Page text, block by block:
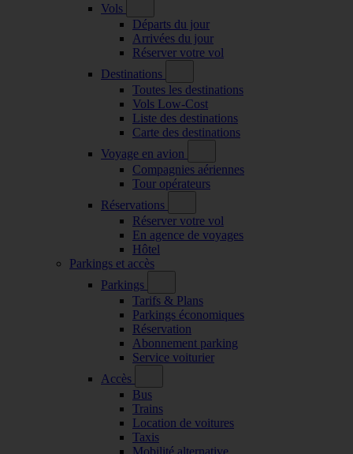
Vols
Départs du jour
Arrivées du jour
Réserver votre vol
Destinations
Toutes les destinations
Vols Low-Cost
Liste des destinations
Carte des destinations
Voyage en avion
Compagnies aériennes
Tour opérateurs
Réservations
Réserver votre vol
En agence de voyages
Hôtel
Parkings et accès
Parkings
Tarifs & Plans
Parkings économiques
Réservation
Abonnement parking
Service voiturier
Accès
Bus
Trains
Location de voitures
Taxis
Mobilité alternative